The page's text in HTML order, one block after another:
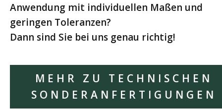
Anwendung mit individuellen Maßen und
geringen Toleranzen?
Dann sind Sie bei uns genau richtig!
MEHR ZU TECHNISCHEN
SONDERANFERTIGUNGEN